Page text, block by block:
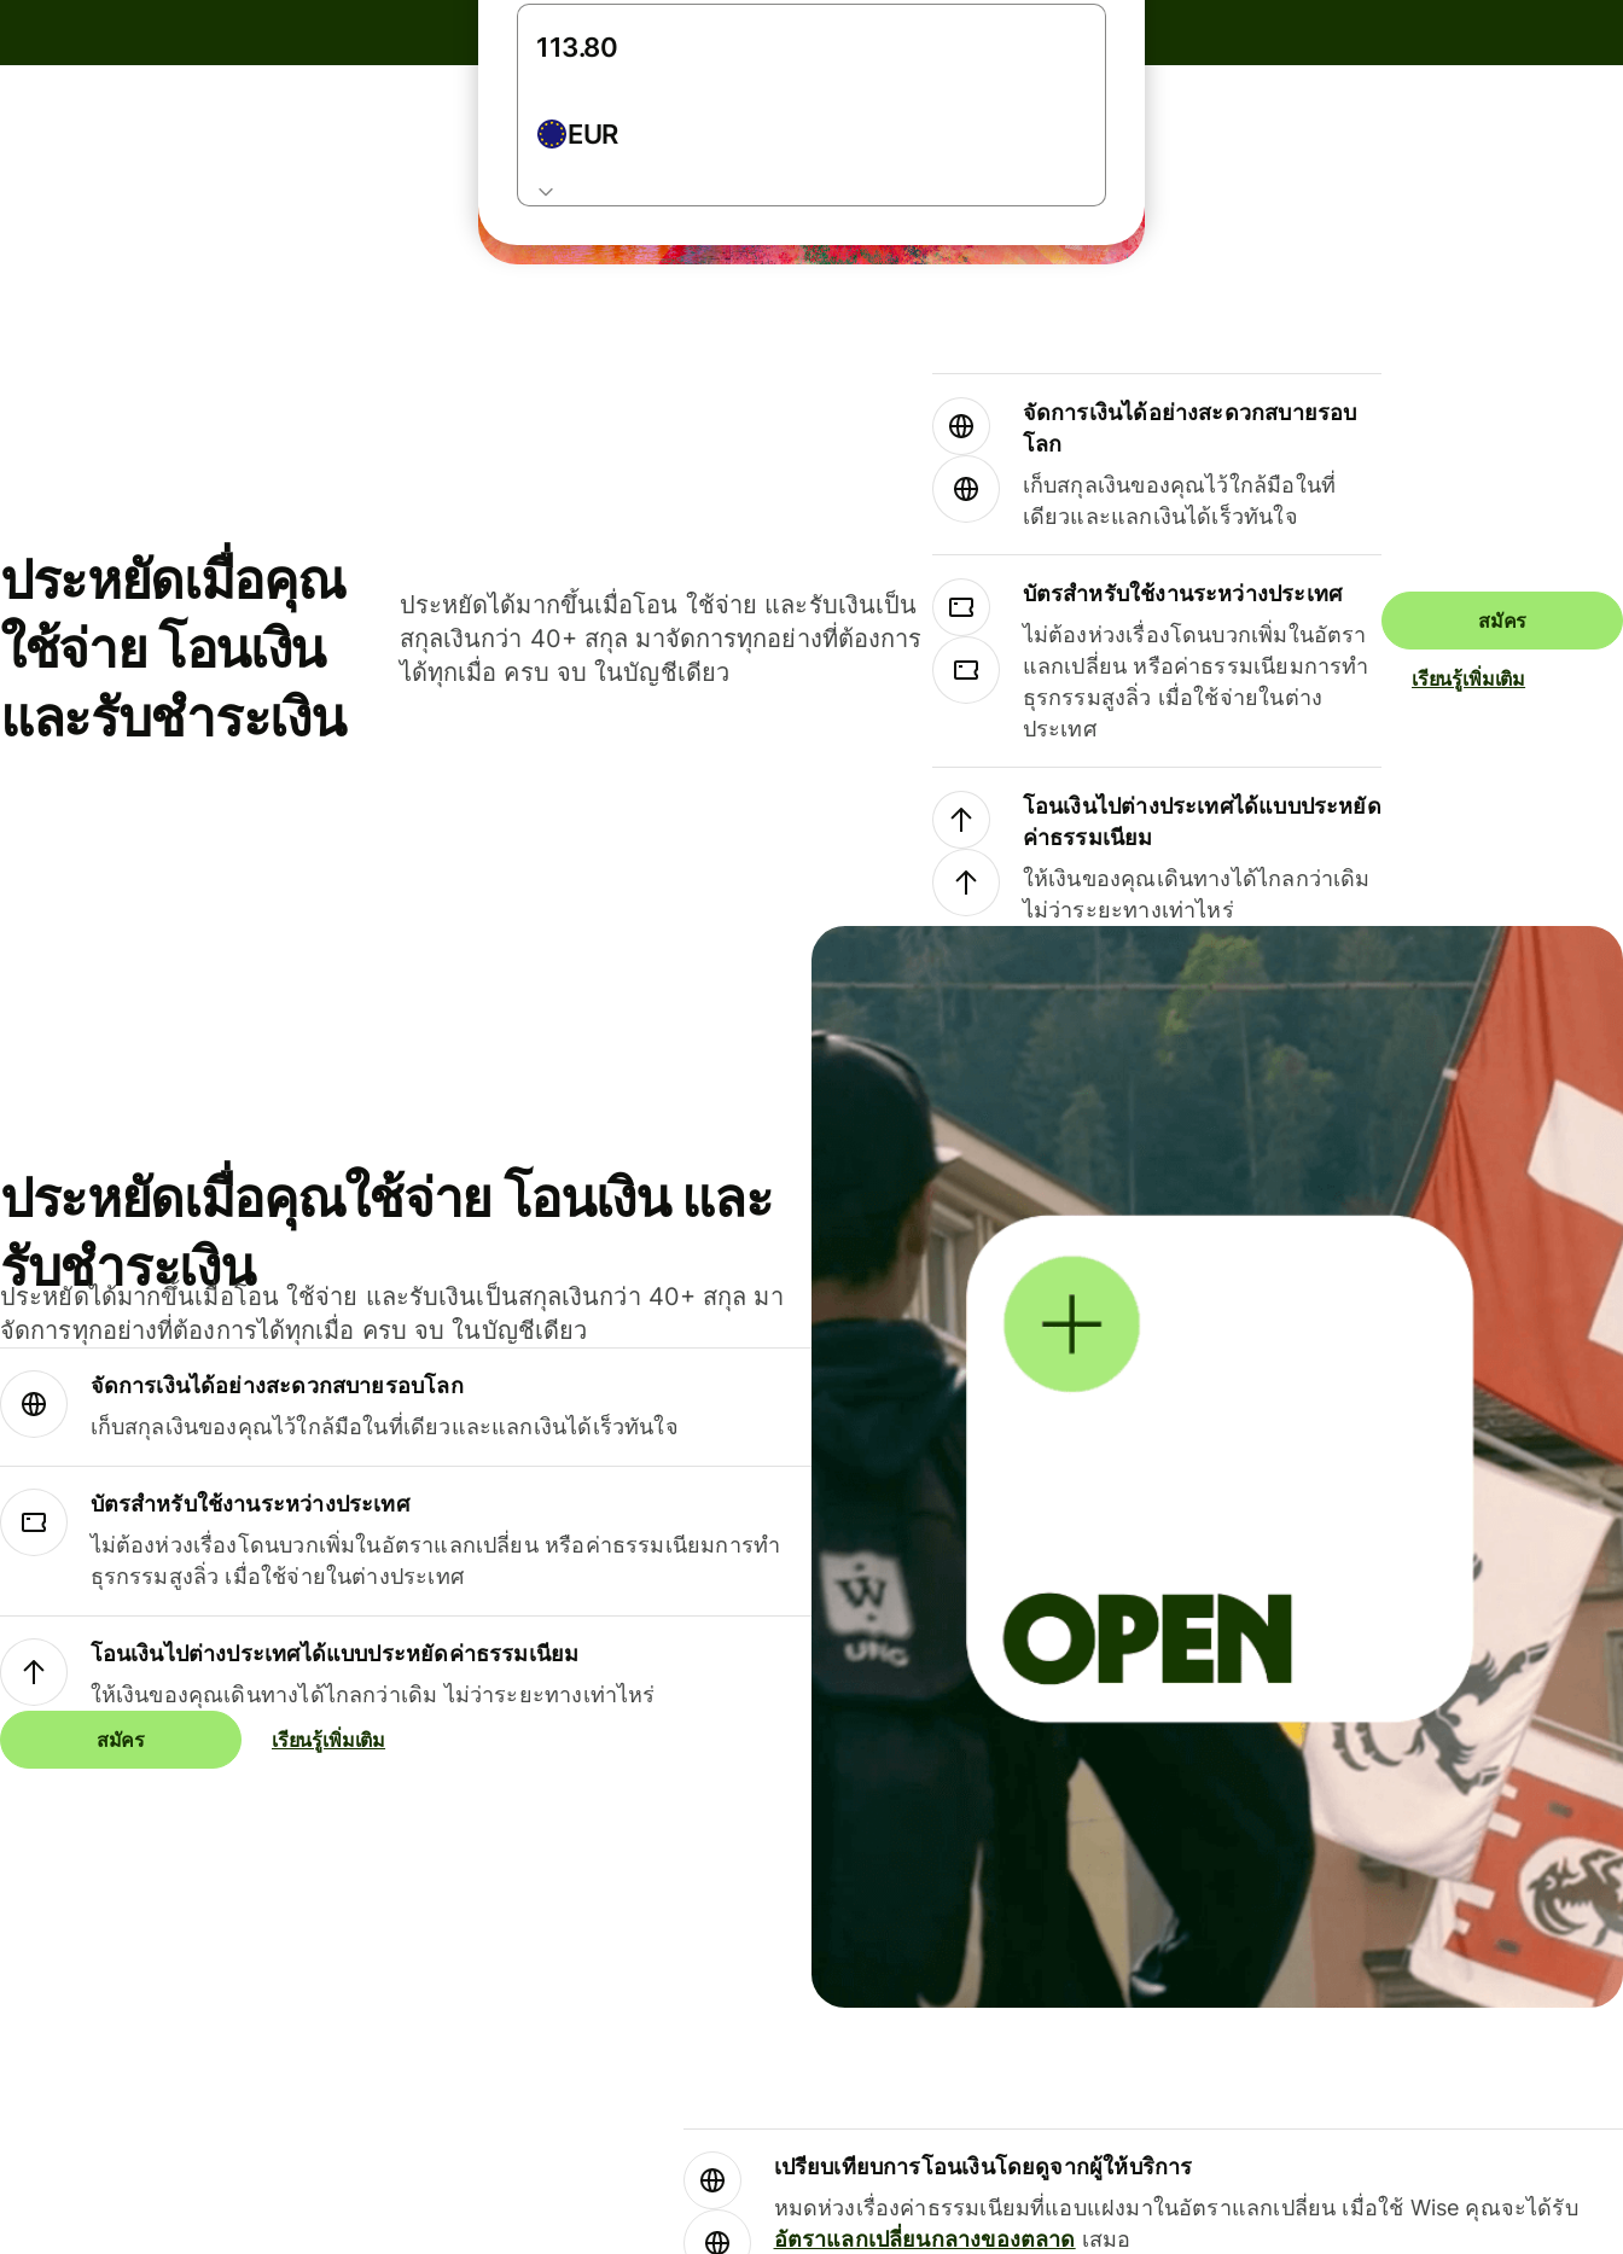
EUR
ประหยัดเมื่อคุณ
ใช้จ่าย โอนเงิน
และรับชำระเงิน
ประหยัดได้มากขึ้นเมื่อโอน ใช้จ่าย และรับเงินเป็น
สกุลเงินกว่า 40+ สกุล มาจัดการทุกอย่างที่ต้องการ
ได้ทุกเมื่อ ครบ จบ ในบัญชีเดียว
จัดการเงินได้อย่างสะดวกสบายรอบ
โลก
เก็บสกุลเงินของคุณไว้ใกล้มือในที่
เดียวและแลกเงินได้เร็วทันใจ
บัตรสำหรับใช้งานระหว่างประเทศ
ไม่ต้องห่วงเรื่องโดนบวกเพิ่มในอัตรา
แลกเปลี่ยน หรือค่าธรรมเนียมการทำ
ธุรกรรมสูงลิ่ว เมื่อใช้จ่ายในต่าง
ประเทศ
โอนเงินไปต่างประเทศได้แบบประหยัด
ค่าธรรมเนียม
ให้เงินของคุณเดินทางได้ไกลกว่าเดิม
ไม่ว่าระยะทางเท่าไหร่
สมัคร
เรียนรู้เพิ่มเติม
ประหยัดเมื่อคุณใช้จ่าย โอนเงิน และ
รับชำระเงิน
ประหยัดได้มากขึ้นเมื่อโอน ใช้จ่าย และรับเงินเป็นสกุลเงินกว่า 40+ สกุล มา
จัดการทุกอย่างที่ต้องการได้ทุกเมื่อ ครบ จบ ในบัญชีเดียว
จัดการเงินได้อย่างสะดวกสบายรอบโลก
เก็บสกุลเงินของคุณไว้ใกล้มือในที่เดียวและแลกเงินได้เร็วทันใจ
บัตรสำหรับใช้งานระหว่างประเทศ
ไม่ต้องห่วงเรื่องโดนบวกเพิ่มในอัตราแลกเปลี่ยน หรือค่าธรรมเนียมการทำ
ธุรกรรมสูงลิ่ว เมื่อใช้จ่ายในต่างประเทศ
โอนเงินไปต่างประเทศได้แบบประหยัดค่าธรรมเนียม
ให้เงินของคุณเดินทางได้ไกลกว่าเดิม ไม่ว่าระยะทางเท่าไหร่
สมัคร เรียนรู้เพิ่มเติม
เปรียบเทียบการโอนเงินโดยดูจากผู้ให้บริการ
หมดห่วงเรื่องค่าธรรมเนียมที่แอบแฝงมาในอัตราแลกเปลี่ยน เมื่อใช้ Wise คุณจะได้รับ
อัตราแลกเปลี่ยนกลางของตลาด เสมอ